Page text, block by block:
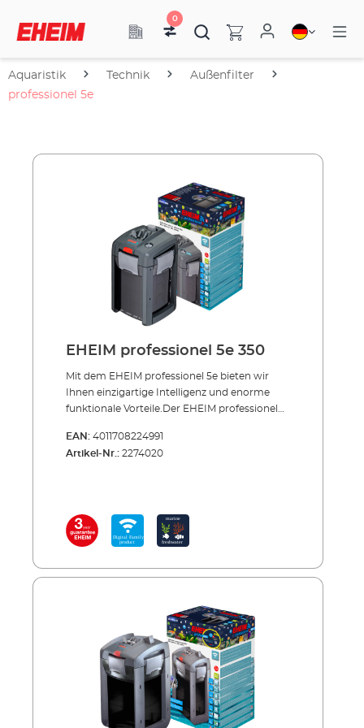
0
Aquaristik Technik
Außenfilter
professionel 5e
EHEIM professionel 5e 350
Mit dem EHEIM professionel 5e bieten wir
Ihnen einzigartige Intelligenz und enorme
funktionale Vorteile.Der EHEIM professionel
was sich ein Aquarianer nur wünschen kann.
Sie können ihn kabellos individuell
starke Leistung und ein großes Filtervolumen.
Durch die clevere Konstruktion und die
die Reinigungsintervalle für das biologische
kommt die sprichwörtliche EHEIM Laufruhe.
Und auch die einwandfreie Verarbeitung, die
hochwertige Materialqualität und die
absolute Zuverlässigkeit „Made in Germany“
lassen keine Wünsche offen. Sie haben 3 Jahre
Garantie. Es gibt vier Modelle für Aquarien
von 180 bis 700 Liter, darunter auch einen
Thermofilter (600T) mit integriertem Heizer.
EAN: 4011708224991
Artikel-Nr.: 2274020